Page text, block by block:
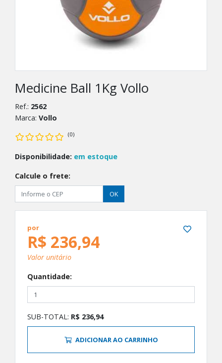
Medicine Ball 1Kg Vollo
Ref.: 2562
Marca: Vollo
(0)
Disponibilidade: em estoque
Calcule o frete:
OK
por
R$ 236,94
Valor unitário
Quantidade:
SUB-TOTAL: R$ 236,94
ADICIONAR AO CARRINHO